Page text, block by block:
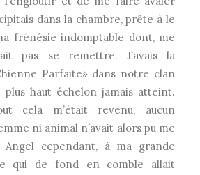
dans la chambre, prête à le
frénésie indomptable dont, me
pas se remettre. J’avais la
Parfaite» dans notre clan
plus haut échelon jamais atteint.
cela m’était revenu; aucun
ni animal n’avait alors pu me
cependant, à ma grande
qui de fond en comble allait